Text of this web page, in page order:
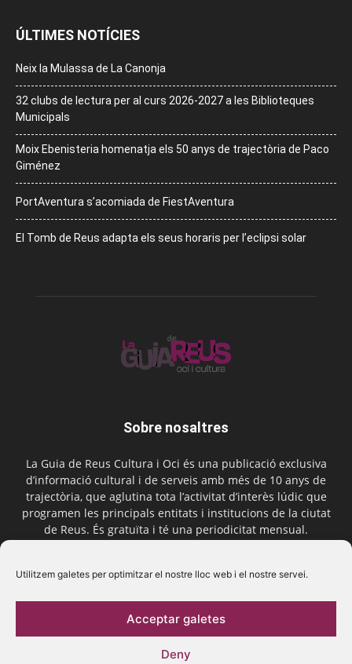
Utilitzem galetes per optimitzar el nostre lloc web i el nostre servei.
Acceptar galetes
Deny
ÚLTIMES NOTÍCIES
Neix la Mulassa de La Canonja
32 clubs de lectura per al curs 2026-2027 a les Biblioteques
Municipals
Moix Ebenisteria homenatja els 50 anys de trajectòria de Paco
Giménez
PortAventura s’acomiada de FiestAventura
El Tomb de Reus adapta els seus horaris per l’eclipsi solar
Sobre nosaltres
La Guia de Reus Cultura i Oci és una publicació exclusiva
d’informació cultural i de serveis amb més de 10 anys de
trajectòria, que aglutina tota l’activitat d’interès lúdic que
programen les principals entitats i institucions de la ciutat
de Reus. És gratuïta i té una periodicitat mensual.
Segueix-nos